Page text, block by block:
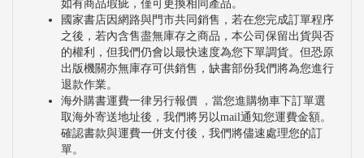
如有商品瑕疵，僅可更換相同產品。
國家書店因網路與門市共同銷售，若在您完成訂單程序
之後，若內含售盡無庫存之商品，本公司保留出貨與否
的權利，但我們仍會以最快速度為您下單調貨。但恐原
出版機關亦無庫存可供銷售，缺書部份我們將為您進行
退款作業。
海外購書運費一律另行報價 ，當您進購物車下訂單選
取海外寄送地址後，我們將另以mail通知您運費金額。
確認書款與運費一併支付後，我們將儘速處理您的訂
單。